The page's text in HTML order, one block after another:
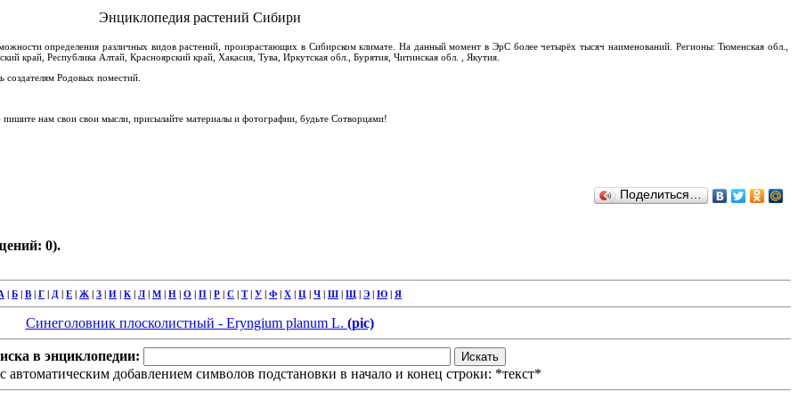
Энциклопедия растений Сибири
определения различных видов растений, произрастающих в Сибирском климате. На данный момент в ЭрС более четырёх тысяч наименований. Регионы: Тюменская обл.,
край, Республика Алтай, Красноярский край, Хакасия, Тува, Иркутская обл., Бурятия, Читинская обл. , Якутия.
Родовых поместий.
нам свои свои мысли, присылайте материалы и фотографии, будьте Сотворцами!
Поделиться…
0).
| Б | В | Г | Д | Е | Ж | З | И | К | Л | М | Н | О | П | Р | С | Т| У | Ф | Х | Ц | Ч | Ш | Щ | Э | Ю | Я
Синеголовник плосколистный - Eryngium planum L. (pic)
в энциклопедии:
автоматическим добавлением символов подстановки в начало и конец строки: *текст*